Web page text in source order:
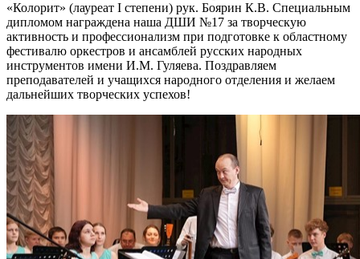
«Колорит» (лауреат I степени) рук. Боярин К.В. Специальным
дипломом награждена наша ДШИ №17 за творческую
активность и профессионализм при подготовке к областному
фестивалю оркестров и ансамблей русских народных
инструментов имени И.М. Гуляева. Поздравляем
преподавателей и учащихся народного отделения и желаем
дальнейших творческих успехов!